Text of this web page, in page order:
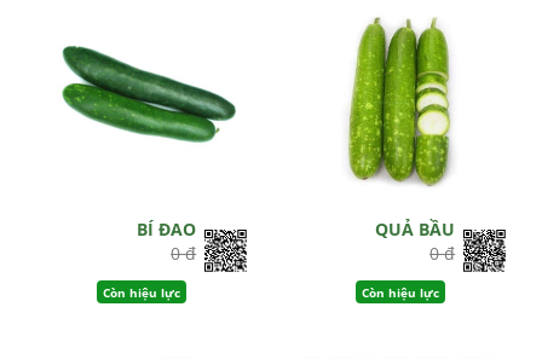
BÍ ĐAO
0 đ
Còn hiệu lực
QUẢ BẦU
0 đ
Còn hiệu lực